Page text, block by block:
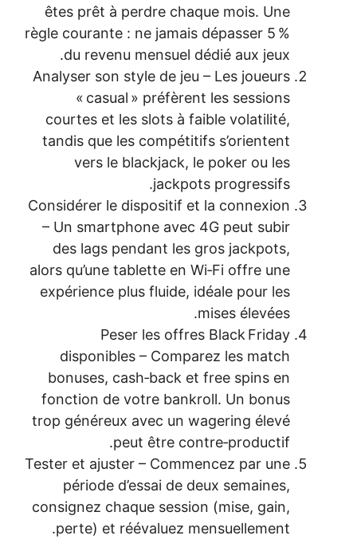
êtes prêt à perdre chaque mois. Une
règle courante : ne jamais dépasser 5 %
du revenu mensuel dédié aux jeux.
Analyser son style de jeu – Les joueurs
« casual » préfèrent les sessions
courtes et les slots à faible volatilité,
tandis que les compétitifs s’orientent
vers le blackjack, le poker ou les
jackpots progressifs.
Considérer le dispositif et la connexion
– Un smartphone avec 4G peut subir
des lags pendant les gros jackpots,
alors qu’une tablette en Wi‑Fi offre une
expérience plus fluide, idéale pour les
mises élevées.
Peser les offres Black Friday
disponibles – Comparez les match
bonuses, cash‑back et free spins en
fonction de votre bankroll. Un bonus
trop généreux avec un wagering élevé
peut être contre‑productif.
Tester et ajuster – Commencez par une
période d’essai de deux semaines,
consignez chaque session (mise, gain,
perte) et réévaluez mensuellement.